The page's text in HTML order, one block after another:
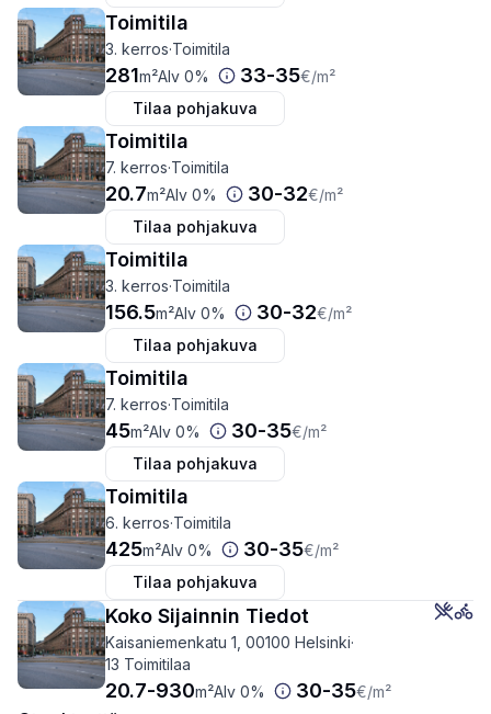
Toimitila
3. kerros·Toimitila
281m²Alv 0% 33-35€/m²
Tilaa pohjakuva
Toimitila
7. kerros·Toimitila
20.7m²Alv 0% 30-32€/m²
Tilaa pohjakuva
Toimitila
3. kerros·Toimitila
156.5m²Alv 0% 30-32€/m²
Tilaa pohjakuva
Toimitila
7. kerros·Toimitila
45m²Alv 0% 30-35€/m²
Tilaa pohjakuva
Toimitila
6. kerros·Toimitila
425m²Alv 0% 30-35€/m²
Tilaa pohjakuva
Koko Sijainnin Tiedot
Kaisaniemenkatu 1, 00100 Helsinki·
13 Toimitilaa
20.7-930m²Alv 0% 30-35€/m²